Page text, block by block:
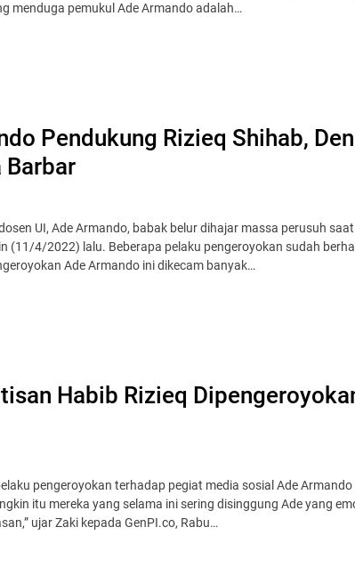
menduga pemukul Ade Armando adalah…
Pendukung Rizieq Shihab,
Barbar
UI, Ade Armando, babak belur dihajar massa perusuh saat
(11/4/2022) lalu. Beberapa pelaku pengeroyokan sudah
Ade Armando ini dikecam banyak…
Habib Rizieq
pengeroyokan terhadap pegiat media sosial Ade
itu mereka yang selama ini sering disinggung Ade yang
ujar Zaki kepada GenPI.co, Rabu…